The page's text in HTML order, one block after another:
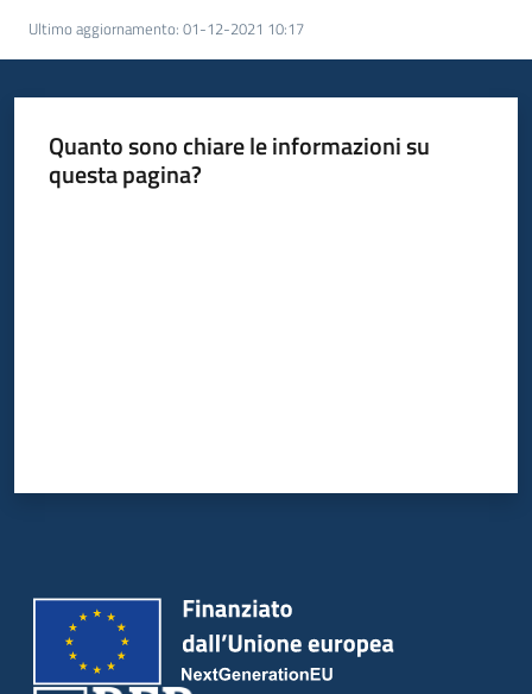
Ultimo aggiornamento: 01-12-2021 10:17
Quanto sono chiare le informazioni su
questa pagina?